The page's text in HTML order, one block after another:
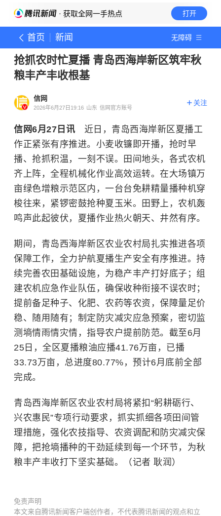
· 获取全网一手热点 打开
首页 新闻 无障碍
抢抓农时忙夏播 青岛西海岸新区筑牢秋
粮丰产丰收根基
信网
2026年6月27日19:16 山东 信网官方账号
关注
信网6月27日讯 近日，青岛西海岸新区夏播工
作正紧张有序推进。小麦收镰即开播，抢时早
播、抢抓积温，一刻不误。田间地头，各式农机
齐上阵，全程机械化作业高效运转。在大场镇万
亩绿色增粮示范区内，一台台免耕精量播种机穿
梭往来，紧锣密鼓抢种夏玉米。田野上，农机轰
鸣声此起彼伏，夏播作业热火朝天、井然有序。
期间，青岛西海岸新区农业农村局扎实推进各项
保障工作，全力护航夏播生产安全有序推进。持
续完善农田基础设施，为稳产丰产打好底子；组
建农机应急作业队伍，确保收种衔接不误农时；
提前备足种子、化肥、农药等农资，保障量足价
稳、随用随有；制定防灾减灾应急预案，密切监
测墒情雨情灾情，指导农户提前防范。截至6月
25日，全区夏播粮油应播41.76万亩，已播
33.73万亩，总进度80.77%，预计6月底前全部
完成。
青岛西海岸新区农业农村局将紧扣“躬耕砺行、
兴农惠民”专项行动要求，抓实抓细各项田间管
理措施，强化农技指导、农资调配和防灾减灾保
障，把抢墒播种的干劲延续到每一个环节，为秋
粮丰产丰收打下坚实基础。（记者 耿润）
免责声明
本文来自腾讯新闻客户端创作者，不代表腾讯新闻的观点和立